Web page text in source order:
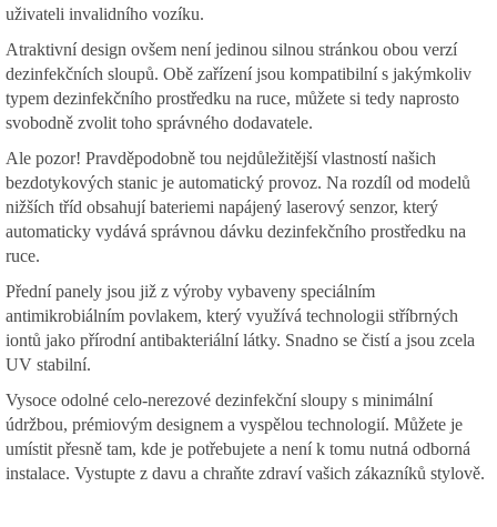
uživateli invalidního vozíku.
Atraktivní design ovšem není jedinou silnou stránkou obou verzí
dezinfekčních sloupů. Obě zařízení jsou kompatibilní s jakýmkoliv
typem dezinfekčního prostředku na ruce, můžete si tedy naprosto
svobodně zvolit toho správného dodavatele.
Ale pozor! Pravděpodobně tou nejdůležitější vlastností našich
bezdotykových stanic je automatický provoz. Na rozdíl od modelů
nižších tříd obsahují bateriemi napájený laserový senzor, který
automaticky vydává správnou dávku dezinfekčního prostředku na
ruce.
Přední panely jsou již z výroby vybaveny speciálním
antimikrobiálním povlakem, který využívá technologii stříbrných
iontů jako přírodní antibakteriální látky. Snadno se čistí a jsou zcela
UV stabilní.
Vysoce odolné celo-nerezové dezinfekční sloupy s minimální
údržbou, prémiovým designem a vyspělou technologií. Můžete je
umístit přesně tam, kde je potřebujete a není k tomu nutná odborná
instalace. Vystupte z davu a chraňte zdraví vašich zákazníků stylově.